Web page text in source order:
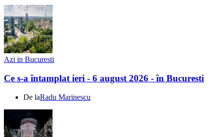
Azi in Bucuresti
Ce s-a întamplat ieri - 6 august 2026 - în Bucuresti
De laRadu Marinescu